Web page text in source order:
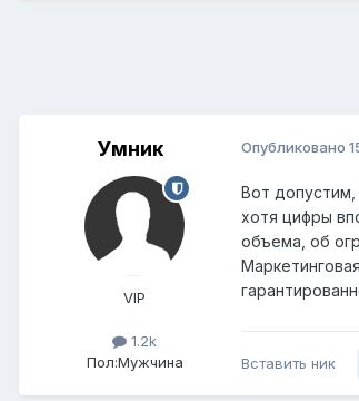
Умник
VIP
1.2k
Пол:Мужчина
Опубликовано
Вот допустим,
хотя цифры
объема, об
Вставить ник